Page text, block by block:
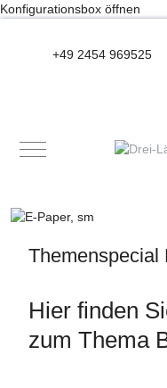
Konfigurationsbox öffnen
+49 2454 969525
Mobile Menu Toggle
Themenspecial
Hier finden
zum Thema